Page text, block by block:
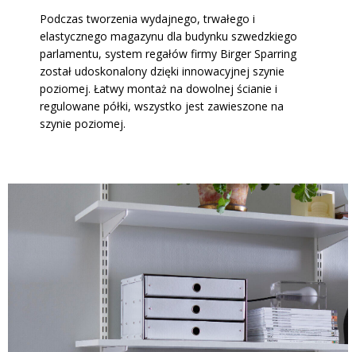
Podczas tworzenia wydajnego, trwałego i
elastycznego magazynu dla budynku szwedzkiego
parlamentu, system regałów firmy Birger Sparring
został udoskonalony dzięki innowacyjnej szynie
poziomej. Łatwy montaż na dowolnej ścianie i
regulowane półki, wszystko jest zawieszone na
szynie poziomej.